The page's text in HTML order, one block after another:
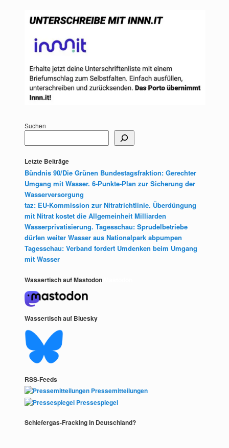
Suchen
Letzte Beiträge
Bündnis 90/Die Grünen Bundestagsfraktion: Gerechter
Umgang mit Wasser. 6-Punkte-Plan zur Sicherung der
Wasserversorgung
taz: EU-Kommission zur Nitratrichtlinie. Überdüngung
mit Nitrat kostet die Allgemeinheit Milliarden
Wasserprivatisierung. Tagesschau: Sprudelbetriebe
dürfen weiter Wasser aus Nationalpark abpumpen
Tagesschau: Verband fordert Umdenken beim Umgang
mit Wasser
Wassertisch auf Mastodon
Wassertisch auf Bluesky
RSS-Feeds
Pressemitteilungen
Pressespiegel
Schiefergas-Fracking in Deutschland?